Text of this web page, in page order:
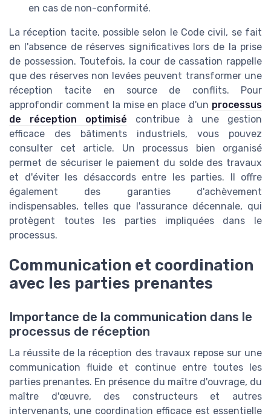
en cas de non-conformité.
La réception tacite, possible selon le Code civil, se fait
en l'absence de réserves significatives lors de la prise
de possession. Toutefois, la cour de cassation rappelle
que des réserves non levées peuvent transformer une
réception tacite en source de conflits. Pour
approfondir comment la mise en place d'un processus
de réception optimisé contribue à une gestion
efficace des bâtiments industriels, vous pouvez
consulter cet article. Un processus bien organisé
permet de sécuriser le paiement du solde des travaux
et d'éviter les désaccords entre les parties. Il offre
également des garanties d'achèvement
indispensables, telles que l'assurance décennale, qui
protègent toutes les parties impliquées dans le
processus.
Communication et coordination
avec les parties prenantes
Importance de la communication dans le
processus de réception
La réussite de la réception des travaux repose sur une
communication fluide et continue entre toutes les
parties prenantes. En présence du maître d'ouvrage, du
maître d'œuvre, des constructeurs et autres
intervenants, une coordination efficace est essentielle